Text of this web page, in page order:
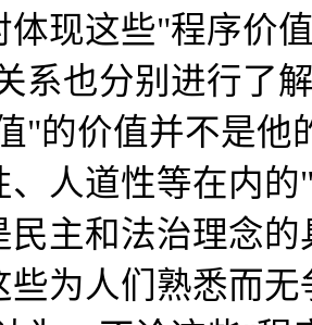
体现这些"程序价
系也分别进行了
"的价值并不是他
、人道性等在内
民主和法治理念
些为人们熟悉而